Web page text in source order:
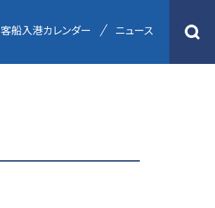
客船入港カレンダー ニュース